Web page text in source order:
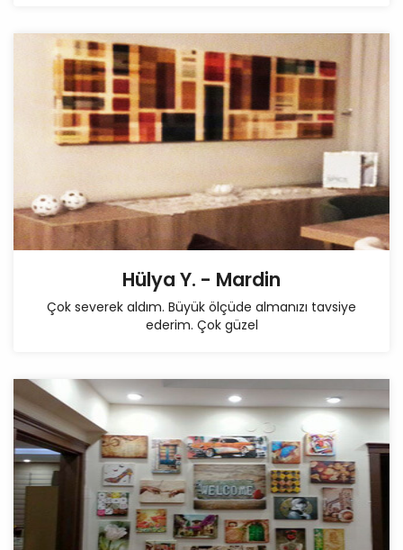
Hülya Y. - Mardin
Çok severek aldım. Büyük ölçüde almanızı tavsiye
ederim. Çok güzel